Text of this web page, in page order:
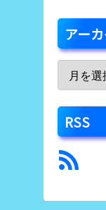
アー
RSS